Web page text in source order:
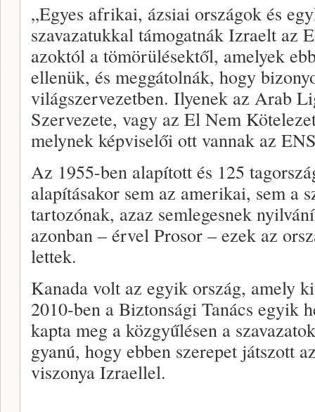
„Egyes afrikai, ázsiai országok és
szavazatukkal támogatnák Izraelt az
azoktól a tömörülésektől, amelyek
ellenük, és meggátolnák, hogy
világszervezetben. Ilyenek az Arab
Szervezete, vagy az El Nem
melynek képviselői ott vannak az
Az 1955-ben alapított és 125
alapításakor sem az amerikai, sem a
tartozónak, azaz semlegesnek
azonban – érvel Prosor – ezek az
lettek.
Kanada volt az egyik ország, amely
2010-ben a Biztonsági Tanács egyik
kapta meg a közgyűlésen a
gyanú, hogy ebben szerepet játszott
viszonya Izraellel.